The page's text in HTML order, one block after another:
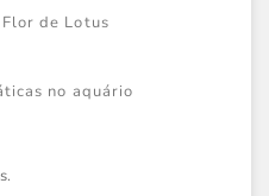
de Lotus
no aquário